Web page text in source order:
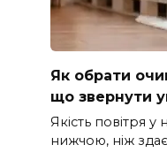
Як обрати
що звернути
Якість повітря
нижчою, ніж